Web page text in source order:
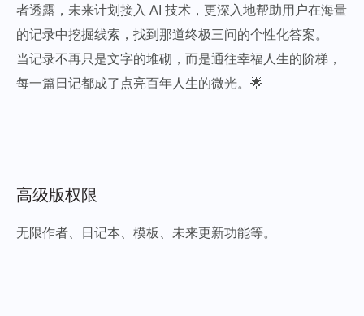
者透露，未来计划接入 AI 技术，更深入地帮助用户在海量
的记录中挖掘线索，找到那道终极三问的个性化答案。
当记录不再只是文字的堆砌，而是通往幸福人生的阶梯，
每一篇日记都成了点亮百年人生的微光。🌟
高级版权限
无限作者、日记本、模板、未来更新功能等。